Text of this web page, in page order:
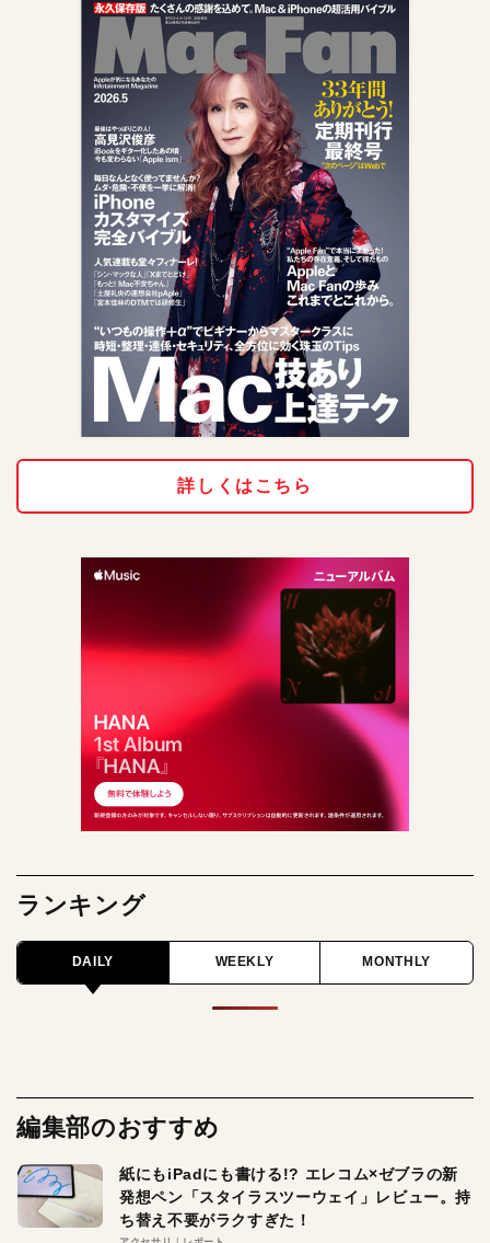
詳しくはこちら
ランキング
DAILY WEEKLY MONTHLY
編集部のおすすめ
紙にもiPadにも書ける!? エレコム×ゼブラの新
発想ペン「スタイラスツーウェイ」レビュー。持
ち替え不要がラクすぎた！